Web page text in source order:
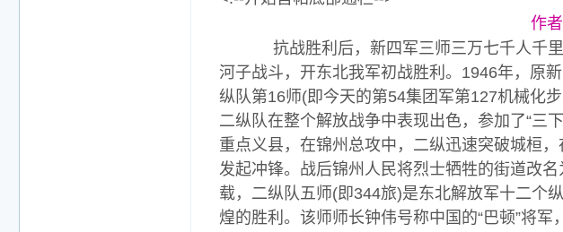
作者
抗战胜利后，新四军三师三万七千人千里
河子战斗，开东北我军初战胜利。1946年，原
纵队第16师(即今天的第54集团军第127机械化
二纵队在整个解放战争中表现出色，参加了“三
重点义县，在锦州总攻中，二纵迅速突破城桓
发起冲锋。战后锦州人民将烈士牺牲的街道改
载，二纵队五师(即344旅)是东北解放军十二个
煌的胜利。该师师长钟伟号称中国的“巴顿”将